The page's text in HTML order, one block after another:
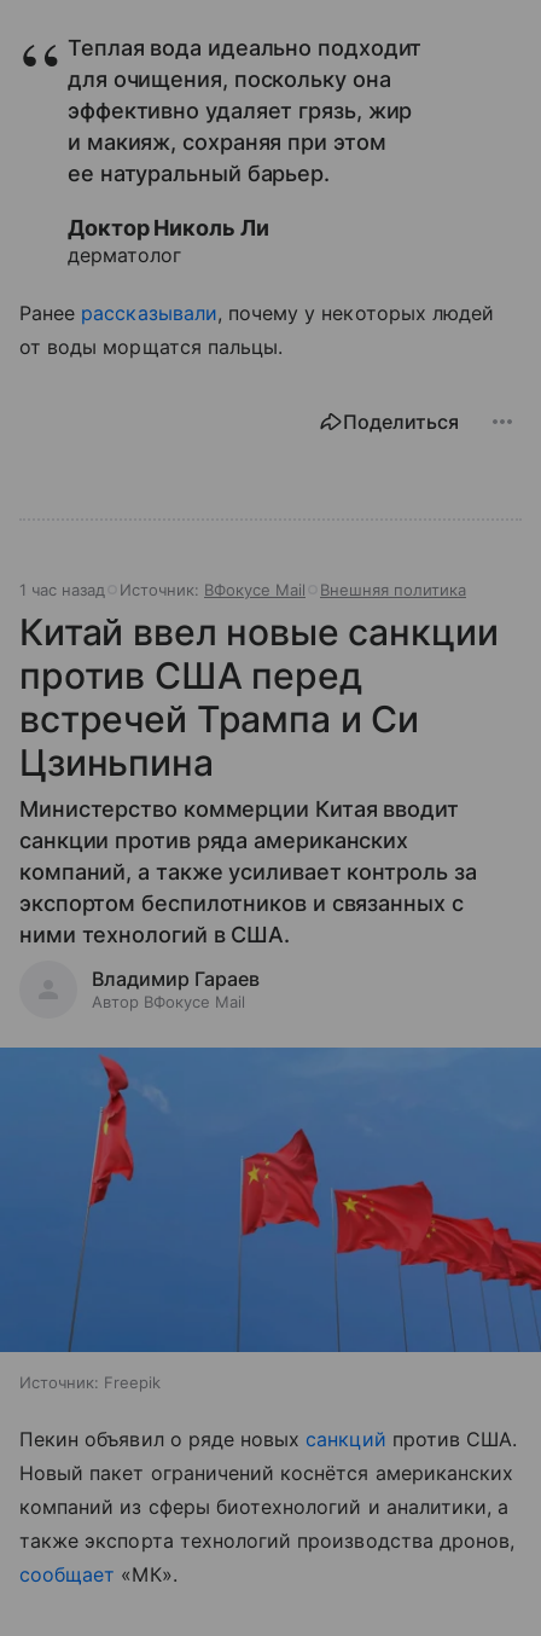
Теплая вода идеально подходит
для очищения, поскольку она
эффективно удаляет грязь, жир
и макияж, сохраняя при этом
ее натуральный барьер.
Доктор Николь Ли
дерматолог
Ранее рассказывали, почему у некоторых людей
от воды морщатся пальцы.
Поделиться
1 час назад Источник: ВФокусе Mail Внешняя политика
Китай ввел новые санкции
против США перед
встречей Трампа и Си
Цзиньпина
Министерство коммерции Китая вводит
санкции против ряда американских
компаний, а также усиливает контроль за
экспортом беспилотников и связанных с
ними технологий в США.
Владимир Гараев
Автор ВФокусе Mail
Источник: Freepik
Пекин объявил о ряде новых санкций против США.
Новый пакет ограничений коснётся американских
компаний из сферы биотехнологий и аналитики, а
также экспорта технологий производства дронов,
сообщает «МК».